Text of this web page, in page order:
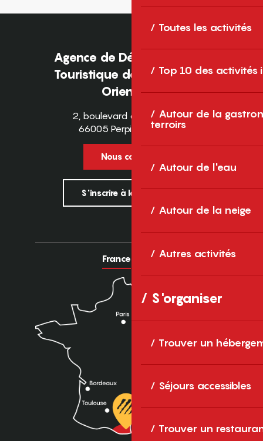
Toutes les activités
Top 10 des activités
Autour de la
terroirs
Autour de l'eau
Autour de la neige
Autres activités
S'organiser
Trouver un
Séjours accessibles
Trouver un
Agence de Développement
Touristique des Pyrénées-
Orientales
2, boulevard des Pyrénées
66005 Perpignan Cedex
Nous contacter
S'inscrire à la newsletter
France Europe